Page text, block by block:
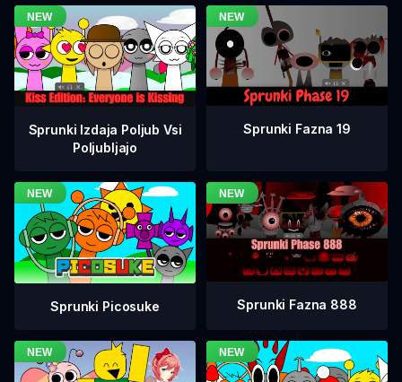
Sprunki Izdaja Poljub Vsi
Poljubljajo
Sprunki Fazna 19
Sprunki Picosuke Sprunki Fazna 888